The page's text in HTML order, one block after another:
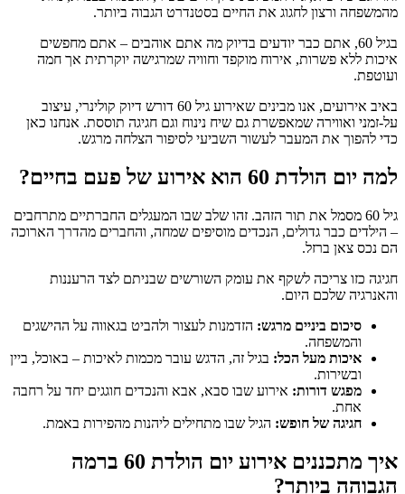
מהמשפחה ורצון לחגוג את החיים בסטנדרט הגבוה ביותר.
בגיל 60, אתם כבר יודעים בדיוק מה אתם אוהבים – אתם מחפשים
איכות ללא פשרות, אירוח מוקפד וחוויה שמרגישה יוקרתית אך חמה
ועוטפת.
באיב אירועים, אנו מבינים שאירוע גיל 60 דורש דיוק קולינרי, עיצוב
על-זמני ואווירה שמאפשרת גם שיח נינוח וגם חגיגה תוססת. אנחנו כאן
כדי להפוך את המעבר לעשור השביעי לסיפור הצלחה מרגש.
למה יום הולדת 60 הוא אירוע של פעם בחיים?
גיל 60 מסמל את תור הזהב. זהו שלב שבו המעגלים החברתיים מתרחבים
– הילדים כבר גדולים, הנכדים מוסיפים שמחה, והחברים מהדרך הארוכה
הם נכס צאן ברזל.
חגיגה כזו צריכה לשקף את עומק השורשים שבניתם לצד הרעננות
והאנרגיה שלכם היום.
סיכום ביניים מרגש: הזדמנות לעצור ולהביט בגאווה על ההישגים
והמשפחה.
איכות מעל הכל: בגיל זה, הדגש עובר מכמות לאיכות – באוכל, ביין
ובשירות.
מפגש דורות: אירוע שבו סבא, אבא והנכדים חוגגים יחד על רחבה
אחת.
חגיגה של חופש: הגיל שבו מתחילים ליהנות מהפירות באמת.
איך מתכננים אירוע יום הולדת 60 ברמה
הגבוהה ביותר?